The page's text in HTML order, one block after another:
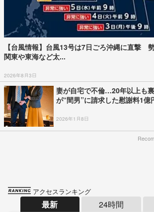
【台風情報】台風13号は7日ごろ沖縄に直撃
関東や東海など太...
2026年8月3日
妻が自宅で不倫…20年以上も
が“間男”に請求した慰謝料1億
2026年1月8日
アクセスランキング
最新 24時間